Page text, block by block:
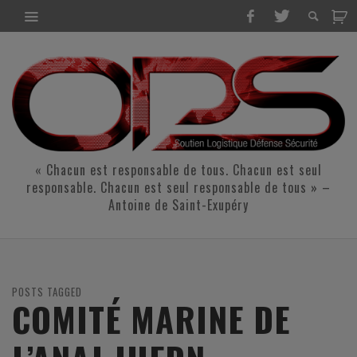
« Chacun est responsable de tous. Chacun est seul
responsable. Chacun est seul responsable de tous » –
Antoine de Saint-Exupéry
POSTS TAGGED
COMITÉ MARINE DE